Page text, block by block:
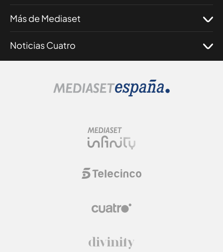
Más de Mediaset
Noticias Cuatro